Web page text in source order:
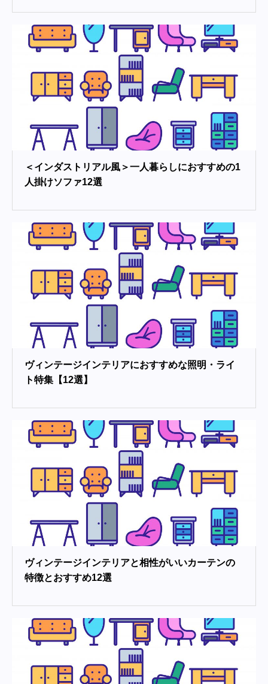
＜インダストリアル風＞一人暮らしにおすすめの1
人掛けソファ12選
ヴィンテージインテリアにおすすめな照明・ライ
ト特集【12選】
ヴィンテージインテリアと相性がいいカーテンの
特徴とおすすめ12選